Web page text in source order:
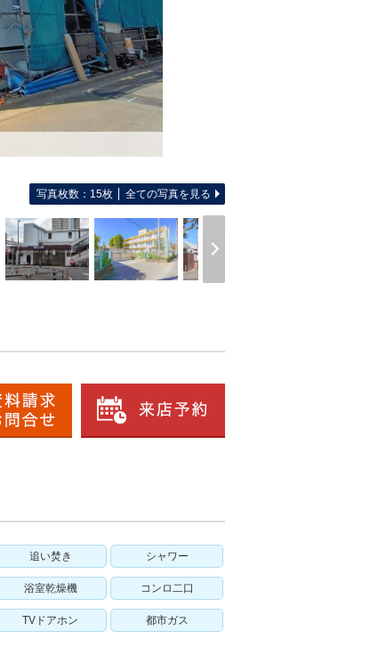
写真枚数：15枚 全ての写真を見る
追い焚き シャワー
浴室乾燥機 コンロ二口
TVドアホン 都市ガス